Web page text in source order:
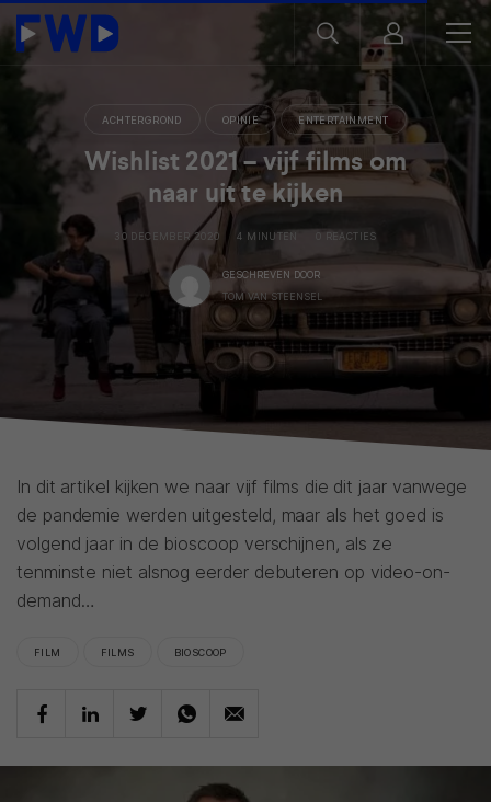
ACHTERGROND OPINIE ENTERTAINMENT
Wishlist 2021 – vijf films om
naar uit te kijken
30 DECEMBER 2020 4 MINUTEN 0 REACTIES
GESCHREVEN DOOR
TOM VAN STEENSEL
In dit artikel kijken we naar vijf films die dit jaar vanwege
de pandemie werden uitgesteld, maar als het goed is
volgend jaar in de bioscoop verschijnen, als ze
tenminste niet alsnog eerder debuteren op video-on-
demand…
FILM FILMS BIOSCOOP